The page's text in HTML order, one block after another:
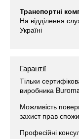
Транспортні
На відділення
Україні
Гарантії
Тільки
виробника
Можливість
захист прав
Професійні